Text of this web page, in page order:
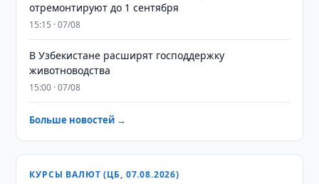
отремонтируют до 1 сентября
15:15 · 07/08
В Узбекистане расширят господдержку
животноводства
15:00 · 07/08
Больше новостей →
КУРСЫ ВАЛЮТ (ЦБ, 07.08.2026)